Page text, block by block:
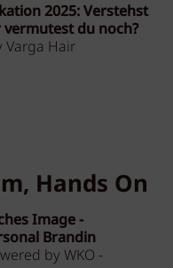
2025: Verstehst
du noch?
Varga Hair
Hands On
Image -
Brandin
by WKO -